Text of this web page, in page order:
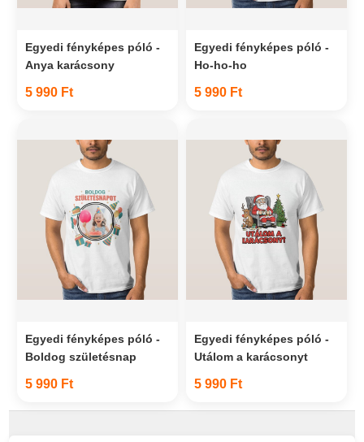
Egyedi fényképes póló -
Anya karácsony
5 990 Ft
Egyedi fényképes póló -
Ho-ho-ho
5 990 Ft
Egyedi fényképes póló -
Boldog születésnap
5 990 Ft
Egyedi fényképes póló -
Utálom a karácsonyt
5 990 Ft